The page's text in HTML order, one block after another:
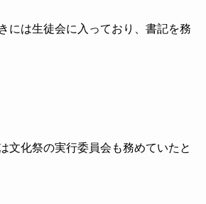
には生徒会に入っており、書記を務
文化祭の実行委員会も務めていたと